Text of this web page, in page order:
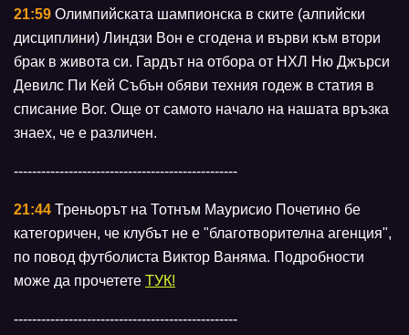
21:59 Олимпийската шампионска в ските (алпийски
дисциплини) Линдзи Вон е сгодена и върви към втори
брак в живота си. Гардът на отбора от НХЛ Ню Джърси
Девилс Пи Кей Събън обяви техния годеж в статия в
списание Вог. Още от самото начало на нашата връзка
знаех, че е различен.
-------------------------------------------------
21:44 Треньорът на Тотнъм Маурисио Почетино бе
категоричен, че клубът не е "благотворителна агенция",
по повод футболиста Виктор Ваняма. Подробности
може да прочетете ТУК!
-------------------------------------------------